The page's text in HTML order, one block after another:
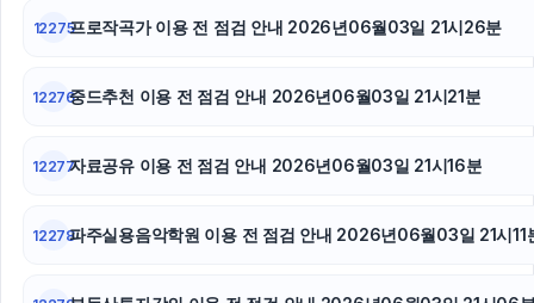
대전이혼전문변호사
대구이혼전문변호사
12275프로작곡가 이용 전 점검 안내 2026년06월03일 21시26분
12276중드추천 이용 전 점검 안내 2026년06월03일 21시21분
12277자료공유 이용 전 점검 안내 2026년06월03일 21시16분
12278파주실용음악학원 이용 전 점검 안내 2026년06월03일 21시11